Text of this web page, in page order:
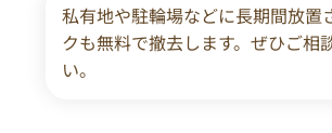
私有地や駐輪場などに長期間放置
クも無料で撤去します。ぜひご相
い。